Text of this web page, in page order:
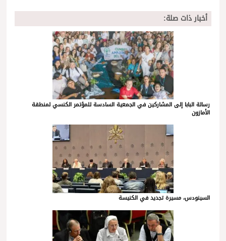
أخبار ذات صلة:
رسالة البابا إلى المشاركين في الجمعية السادسة للمؤتمر الكنسي لمنطقة
الأمازون
السينودس، مسيرة تجديد في الكنيسة